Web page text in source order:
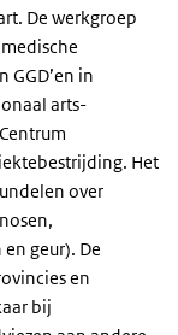
De werkgroep
in
arts-
Het
over
geur). De
en
bij